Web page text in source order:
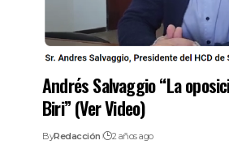
Andrés Salvaggio “La
Biri” (Ver Video)
ByRedacción 2 años ago